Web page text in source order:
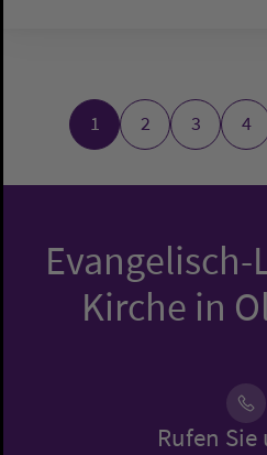
1 2 3 4
Kirche in
Rufen Sie